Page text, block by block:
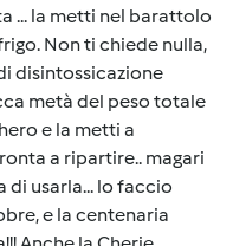
... la metti nel barattolo
Non ti chiede nulla,
disintossicazione
metà del peso totale
e la metti a
a ripartire.. magari
di usarla... lo faccio
e la centenaria